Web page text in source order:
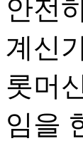
안전
계신
롯머
임을